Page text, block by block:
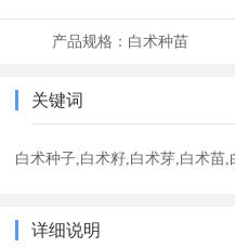
产品规格： 白术种苗
关键词
白术种子,白术籽,白术芽,白术苗,
详细说明